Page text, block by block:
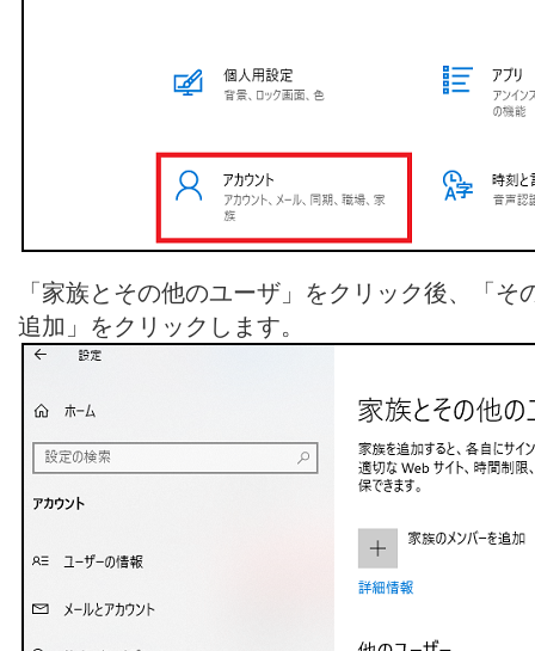
「家族とその他のユーザ」をクリック後、「そ
追加」をクリックします。